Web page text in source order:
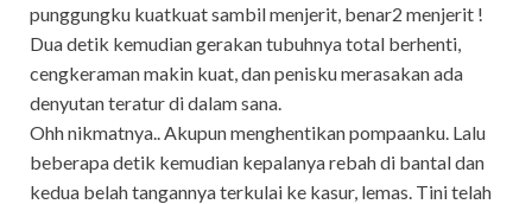
punggungku kuatkuat sambil menjerit, benar2 menjerit !
Dua detik kemudian gerakan tubuhnya total berhenti,
cengkeraman makin kuat, dan penisku merasakan ada
denyutan teratur di dalam sana.
Ohh nikmatnya.. Akupun menghentikan pompaanku. Lalu
beberapa detik kemudian kepalanya rebah di bantal dan
kedua belah tangannya terkulai ke kasur, lemas. Tini telah